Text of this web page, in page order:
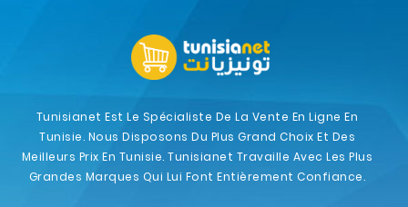
Tunisianet Est Le Spécialiste De La Vente En Ligne En
Tunisie. Nous Disposons Du Plus Grand Choix Et Des
Meilleurs Prix En Tunisie. Tunisianet Travaille Avec Les Plus
Grandes Marques Qui Lui Font Entièrement Confiance.